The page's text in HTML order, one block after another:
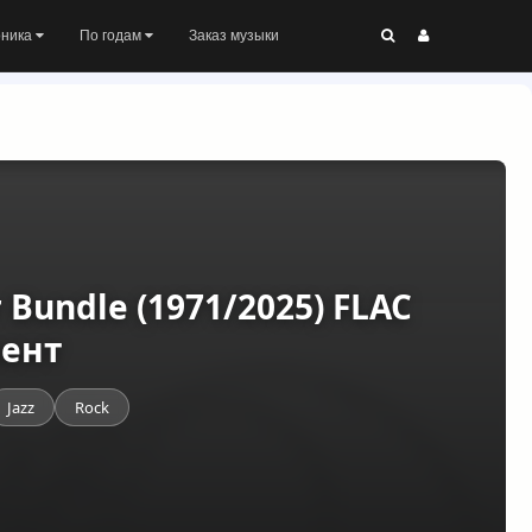
По годам Заказ музыки
(1971/2025) FLAC
Jazz Rock